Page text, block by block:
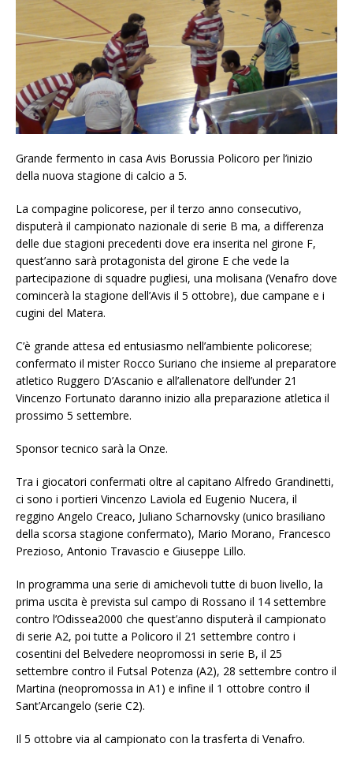
Grande fermento in casa Avis Borussia Policoro per l’inizio
della nuova stagione di calcio a 5.
La compagine policorese, per il terzo anno consecutivo,
disputerà il campionato nazionale di serie B ma, a differenza
delle due stagioni precedenti dove era inserita nel girone F,
quest’anno sarà protagonista del girone E che vede la
partecipazione di squadre pugliesi, una molisana (Venafro dove
comincerà la stagione dell’Avis il 5 ottobre), due campane e i
cugini del Matera.
C’è grande attesa ed entusiasmo nell’ambiente policorese;
confermato il mister Rocco Suriano che insieme al preparatore
atletico Ruggero D’Ascanio e all’allenatore dell’under 21
Vincenzo Fortunato daranno inizio alla preparazione atletica il
prossimo 5 settembre.
Sponsor tecnico sarà la Onze.
Tra i giocatori confermati oltre al capitano Alfredo Grandinetti,
ci sono i portieri Vincenzo Laviola ed Eugenio Nucera, il
reggino Angelo Creaco, Juliano Scharnovsky (unico brasiliano
della scorsa stagione confermato), Mario Morano, Francesco
Prezioso, Antonio Travascio e Giuseppe Lillo.
In programma una serie di amichevoli tutte di buon livello, la
prima uscita è prevista sul campo di Rossano il 14 settembre
contro l’Odissea2000 che quest’anno disputerà il campionato
di serie A2, poi tutte a Policoro il 21 settembre contro i
cosentini del Belvedere neopromossi in serie B, il 25
settembre contro il Futsal Potenza (A2), 28 settembre contro il
Martina (neopromossa in A1) e infine il 1 ottobre contro il
Sant’Arcangelo (serie C2).
Il 5 ottobre via al campionato con la trasferta di Venafro.